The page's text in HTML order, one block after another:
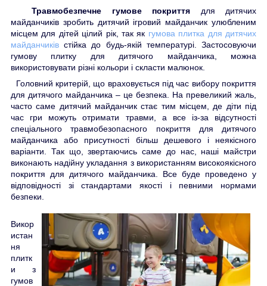
Травмобезпечне гумове покриття для дитячих
майданчиків зробить дитячий ігровий майданчик улюбленим
місцем для дітей цілий рік, так як гумова плитка для дитячих
майданчиків стійка до будь-якій температурі. Застосовуючи
гумову плитку для дитячого майданчика, можна
використовувати різні кольори і скласти малюнок.
Головний критерій, що враховується під час вибору покриття
для дитячого майданчика – це безпека. На превеликий жаль,
часто саме дитячий майданчик стає тим місцем, де діти під
час гри можуть отримати травми, а все із-за відсутності
спеціального травмобезопасного покриття для дитячого
майданчика або присутності більш дешевого і неякісного
варіанти. Так що, звертаючись саме до нас, наші майстри
виконають надійну укладання з використанням високоякісного
покриття для дитячого майданчика. Все буде проведено у
відповідності зі стандартами якості і певними нормами
безпеки.
Викор
истан
ня
плитк
и з
гумов